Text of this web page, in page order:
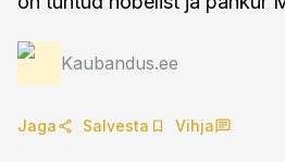
Kaubandus.ee
Jaga Salvesta Vihja